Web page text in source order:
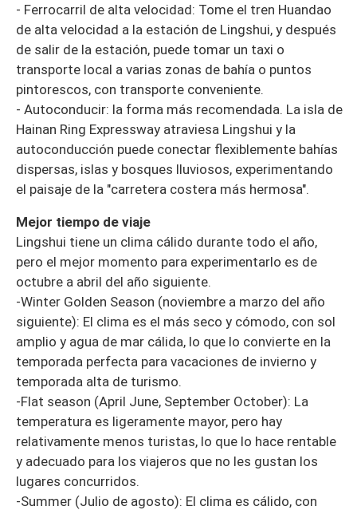
- Ferrocarril de alta velocidad: Tome el tren Huandao
de alta velocidad a la estación de Lingshui, y después
de salir de la estación, puede tomar un taxi o
transporte local a varias zonas de bahía o puntos
pintorescos, con transporte conveniente.
- Autoconducir: la forma más recomendada. La isla de
Hainan Ring Expressway atraviesa Lingshui y la
autoconducción puede conectar flexiblemente bahías
dispersas, islas y bosques lluviosos, experimentando
el paisaje de la "carretera costera más hermosa".
Mejor tiempo de viaje
Lingshui tiene un clima cálido durante todo el año,
pero el mejor momento para experimentarlo es de
octubre a abril del año siguiente.
-Winter Golden Season (noviembre a marzo del año
siguiente): El clima es el más seco y cómodo, con sol
amplio y agua de mar cálida, lo que lo convierte en la
temporada perfecta para vacaciones de invierno y
temporada alta de turismo.
-Flat season (April June, September October): La
temperatura es ligeramente mayor, pero hay
relativamente menos turistas, lo que lo hace rentable
y adecuado para los viajeros que no les gustan los
lugares concurridos.
-Summer (Julio de agosto): El clima es cálido, con